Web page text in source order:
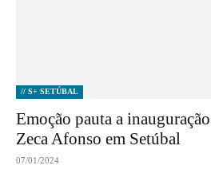
// S+ SETÚBAL
Emoção pauta a
Zeca Afonso em Setúbal
07/01/2024